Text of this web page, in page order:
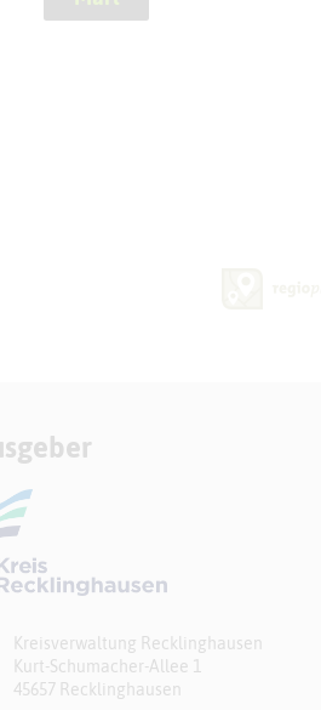
Kreisverwaltung Recklinghausen
Kurt-Schumacher-Allee 1
45657 Recklinghausen